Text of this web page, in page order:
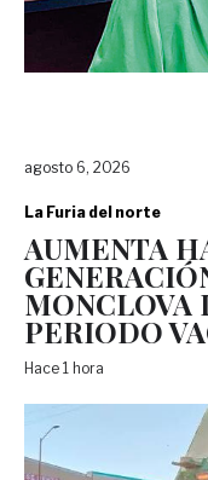
agosto 6, 2026
La Furia del norte
AUMENTA
MONCLOVA
PERIODO
Hace 1 hora